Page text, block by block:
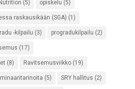
Nutrition (5) opiskelu (5)
raskausikään (SGA) (1)
-kilpailu (3) progradukilpailu (2)
(17)
(8) Ravitsemusviikko(19)
(5) SRY hallitus (2)